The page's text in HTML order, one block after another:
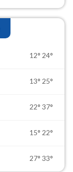
12° 24°
13° 25°
22° 37°
15° 22°
27° 33°